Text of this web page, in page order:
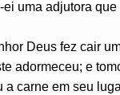
ei uma adjutora
Deus fez cair
adormeceu; e
a carne em seu